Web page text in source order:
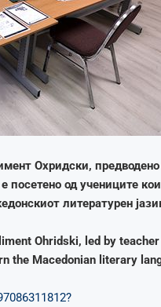
Охридски, предводено
посетено од учениците
литературен
Ohridski, led by teacher
the Macedonian literary